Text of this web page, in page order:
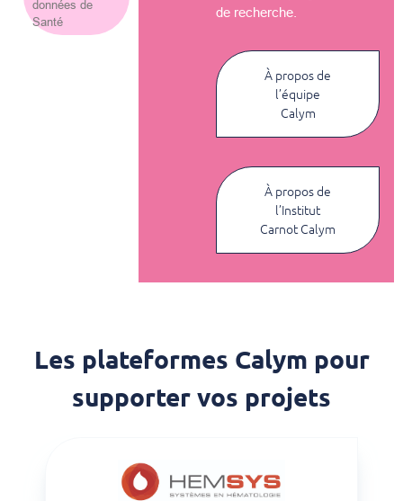
données de
Santé
de recherche.
À propos de
l’équipe
Calym
À propos de
l’Institut
Carnot Calym
Les plateformes Calym pour
supporter vos projets